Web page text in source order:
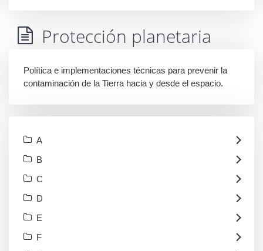
Protección planetaria
Política e implementaciones técnicas para prevenir la
contaminación de la Tierra hacia y desde el espacio.
A
B
C
D
E
F